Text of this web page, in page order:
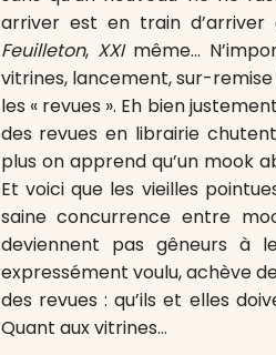
arriver est en train
Feuilleton, XXImême…
vitrines, lancement, sur-
les « revues ». Eh bien
des revues en librairie
plus on apprend qu’un mook
Et voici que les vieilles
saine concurrence entre
deviennent pas gêneurs à
expressément voulu, achève
des revues : qu’ils et elles
Quant aux vitrines…